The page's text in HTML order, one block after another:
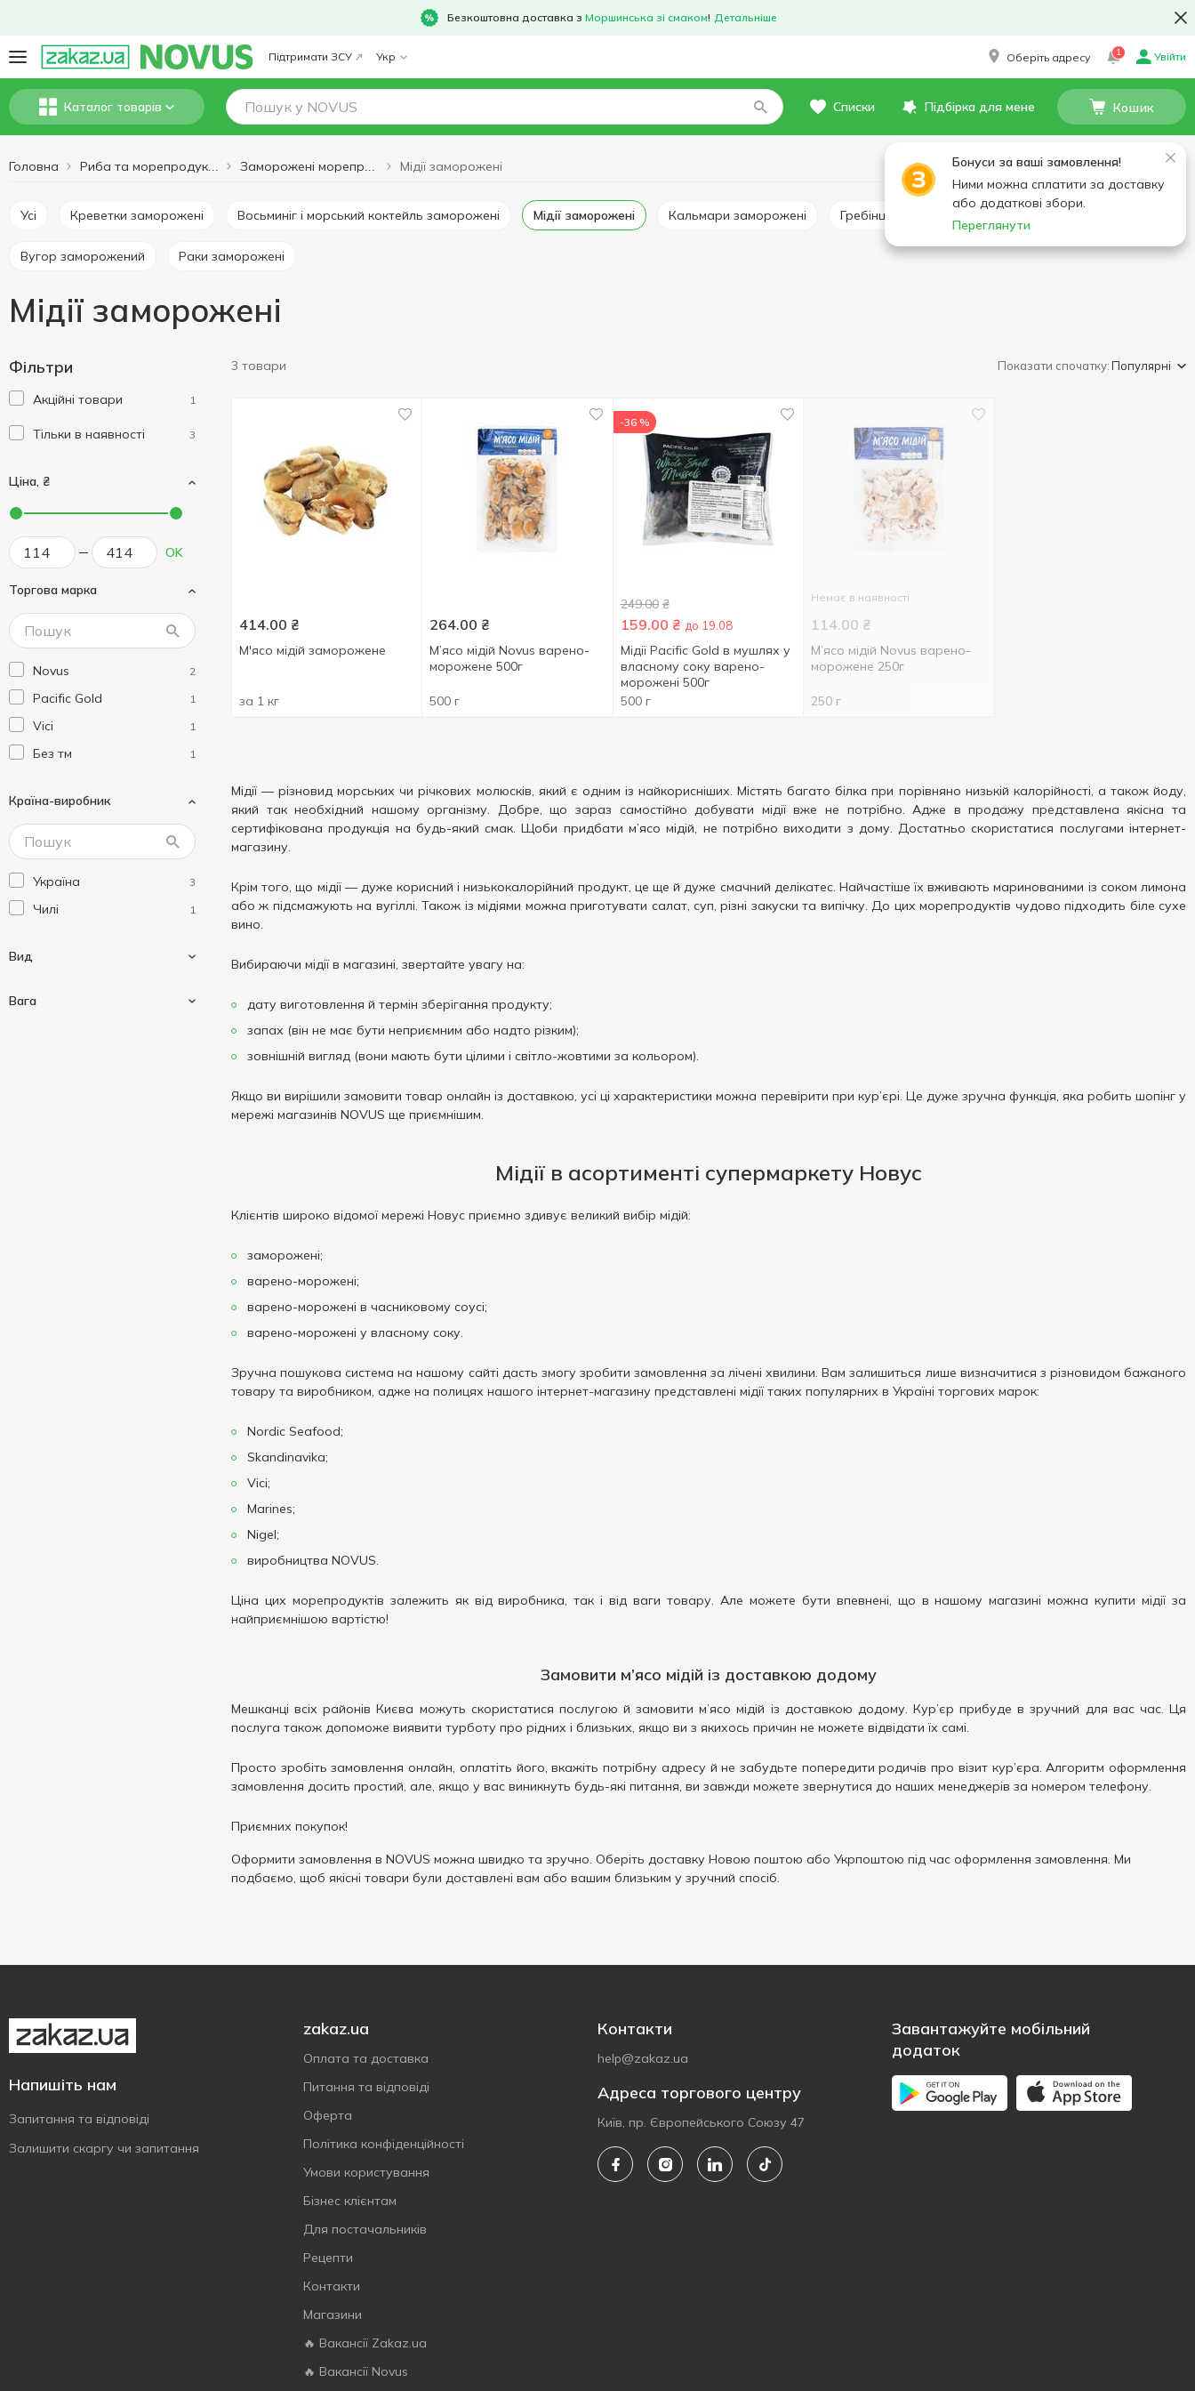
Безкоштовна доставка з Моршинська зі смаком! Детальніше
Підтримати ЗСУ Укр Оберіть адресу 1 Увійти
Каталог товарів Списки Підбірка для мене Кошик
Бонуси за ваші замовлення!
Ними можна сплатити за доставку
або додаткові збори.
Переглянути
Головна Мідії заморожені
Усі Креветки заморожені Восьминіг і морський коктейль заморожені Мідії заморожені Кальмари заморожені Гребінці заморожені Равлики заморожені
Вугор заморожений Раки заморожені
Мідії заморожені
Фільтри
Акційні товари 1
Тільки в наявності 3
Ціна, ₴
OK
Торгова марка
Novus 2
Pacific Gold 1
Vici 1
Без тм 1
Країна-виробник
Україна 3
Чилі 1
Вид
Вага
3 товари Показати спочатку:Популярні
414.00 ₴
М'ясо мідій заморожене
за 1 кг
264.00 ₴
М’ясо мідій Novus варено-
морожене 500г
500 г
-36 %
249.00 ₴
159.00 ₴ до 19.08
Мідії Pacific Gold в мушлях у
власному соку варено-
морожені 500г
500 г
Немає в наявності
114.00 ₴
М’ясо мідій Novus варено-
морожене 250г
250 г
Мідії — різновид морських чи річкових молюсків, який є одним із найкорисніших. Містять багато білка при порівняно низькій калорійності, а також йоду,
який так необхідний нашому організму. Добре, що зараз самостійно добувати мідії вже не потрібно. Адже в продажу представлена ​​якісна та
сертифікована продукція на будь-який смак. Щоби придбати м’ясо мідій, не потрібно виходити з дому. Достатньо скористатися послугами інтернет-
магазину.
Крім того, що мідії — дуже корисний і низькокалорійний продукт, це ще й дуже смачний делікатес. Найчастіше їх вживають маринованими із соком лимона
або ж підсмажують на вугіллі. Також із мідіями можна приготувати салат, суп, різні закуски та випічку. До цих морепродуктів чудово підходить біле сухе
вино.
Вибираючи мідії в магазині, звертайте увагу на:
дату виготовлення й термін зберігання продукту;
запах (він не має бути неприємним або надто різким);
зовнішній вигляд (вони мають бути цілими і світло-жовтими за кольором).
Якщо ви вирішили замовити товар онлайн із доставкою, усі ці характеристики можна перевірити при кур’єрі. Це дуже зручна функція, яка робить шопінг у
мережі магазинів NOVUS ще приємнішим.
Мідії в асортименті супермаркету Новус
Клієнтів широко відомої мережі Новус приємно здивує великий вибір мідій:
заморожені;
варено-морожені;
варено-морожені в часниковому соусі;
варено-морожені у власному соку.
Зручна пошукова система на нашому сайті дасть змогу зробити замовлення за лічені хвилини. Вам залишиться лише визначитися з різновидом бажаного
товару та виробником, адже на полицях нашого інтернет-магазину представлені мідії таких популярних в Україні торгових марок:
Nordic Seafood;
Skandinavika;
Vici;
Marines;
Nigel;
виробництва NOVUS.
Ціна цих морепродуктів залежить як від виробника, так і від ваги товару. Але можете бути впевнені, що в нашому магазині можна купити мідії за
найприємнішою вартістю!
Замовити м’ясо мідій із доставкою додому
Мешканці всіх районів Києва можуть скористатися послугою й замовити м’ясо мідій із доставкою додому. Кур’єр прибуде в зручний для вас час. Ця
послуга також допоможе виявити турботу про рідних і близьких, якщо ви з якихось причин не можете відвідати їх самі.
Просто зробіть замовлення онлайн, оплатіть його, вкажіть потрібну адресу й не забудьте попередити родичів про візит кур’єра. Алгоритм оформлення
замовлення досить простий, але, якщо у вас виникнуть будь-які питання, ви завжди можете звернутися до наших менеджерів за номером телефону.
Приємних покупок!
Оформити замовлення в NOVUS можна швидко та зручно. Оберіть доставку Новою поштою або Укрпоштою під час оформлення замовлення. Ми
подбаємо, щоб якісні товари були доставлені вам або вашим близьким у зручний спосіб.
Напишіть нам
Запитання та відповіді
Залишити скаргу чи запитання
zakaz.ua
Оплата та доставка
Питання та відповіді
Оферта
Політика конфіденційності
Умови користування
Бізнес клієнтам
Для постачальників
Рецепти
Контакти
Магазини
🔥 Вакансії Zakaz.ua
🔥 Вакансії Novus
Контакти
help@zakaz.ua
Адреса торгового центру
Київ, пр. Європейського Союзу 47
Завантажуйте мобільний
додаток